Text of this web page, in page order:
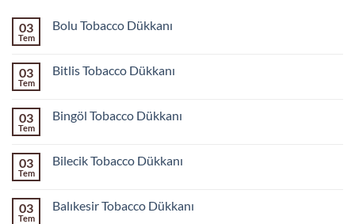
03
Tem
Bolu Tobacco Dükkanı
Tobacco
03
Tem
Bitlis Tobacco Dükkanı
Tobacco
03
Tem
Bingöl Tobacco Dükkanı
Tobacco
03
Tem
Bilecik Tobacco Dükkanı
Tobacco
03
Tem
Balıkesir Tobacco Dükkanı